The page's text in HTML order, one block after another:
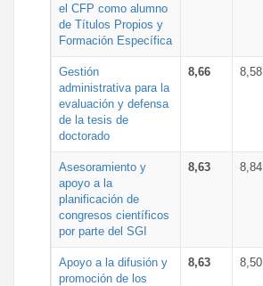
el CFP como alumno
de Títulos Propios y
Formación Específica
Gestión
administrativa para la
evaluación y defensa
de la tesis de
doctorado
8,66 8,58
Asesoramiento y
apoyo a la
planificación de
congresos científicos
por parte del SGI
8,63 8,84
Apoyo a la difusión y
promoción de los
8,63 8,50